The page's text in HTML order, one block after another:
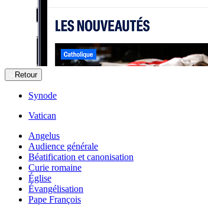
Retour
Synode
Vatican
Angelus
Audience générale
Béatification et canonisation
Curie romaine
Église
Évangélisation
Pape François